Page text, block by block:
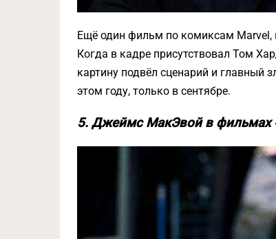
Ещё один фильм по комиксам Marvel,
Когда в кадре присутствовал Том
картину подвёл сценарий и главный
этом году, только в сентябре.
5. Джеймс МакЭвой в фильмах